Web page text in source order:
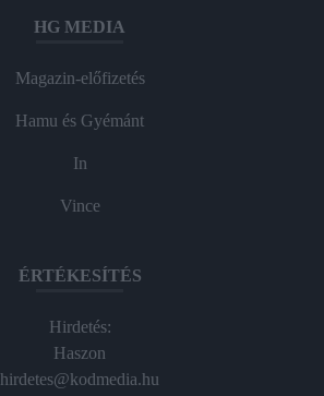
HG MEDIA
Magazin-előfizetés
Hamu és Gyémánt
In
Vince
ÉRTÉKESÍTÉS
Hirdetés:
Haszon
hirdetes@kodmedia.hu